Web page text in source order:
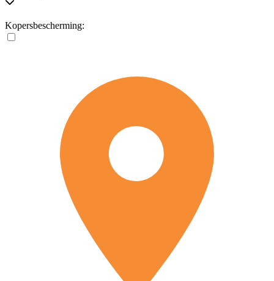
Kopersbescherming: